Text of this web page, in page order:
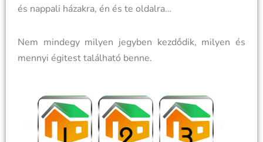
és nappali házakra, én és te oldalra…
Nem mindegy milyen jegyben kezdődik, milyen és
mennyi égitest található benne.